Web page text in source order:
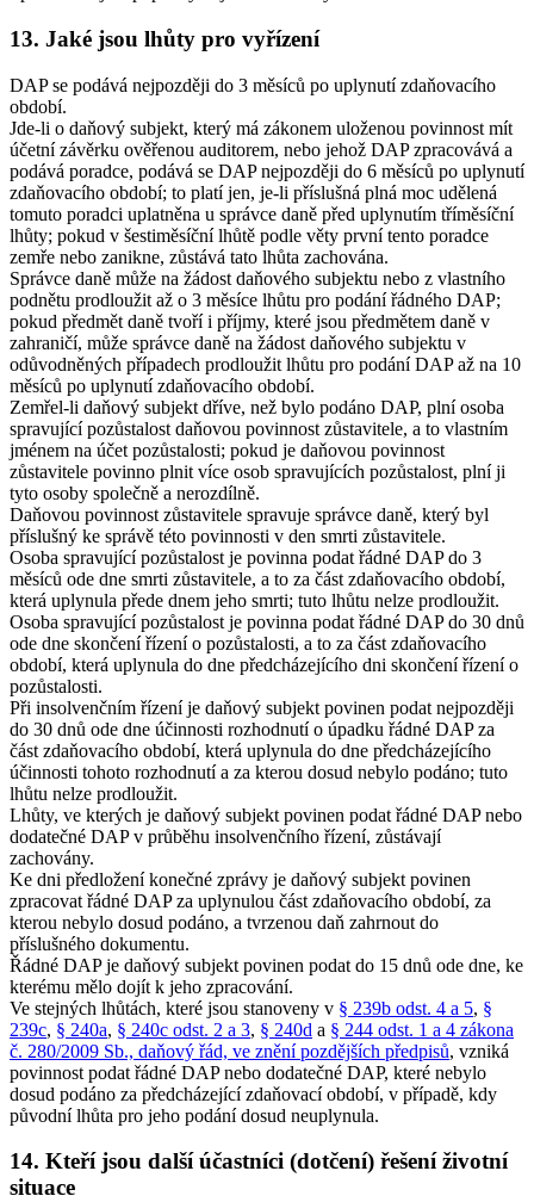
13. Jaké jsou lhůty pro vyřízení
DAP se podává nejpozději do 3 měsíců po uplynutí zdaňovacího
období.
Jde-li o daňový subjekt, který má zákonem uloženou povinnost mít
účetní závěrku ověřenou auditorem, nebo jehož DAP zpracovává a
podává poradce, podává se DAP nejpozději do 6 měsíců po uplynutí
zdaňovacího období; to platí jen, je-li příslušná plná moc udělená
tomuto poradci uplatněna u správce daně před uplynutím tříměsíční
lhůty; pokud v šestiměsíční lhůtě podle věty první tento poradce
zemře nebo zanikne, zůstává tato lhůta zachována.
Správce daně může na žádost daňového subjektu nebo z vlastního
podnětu prodloužit až o 3 měsíce lhůtu pro podání řádného DAP;
pokud předmět daně tvoří i příjmy, které jsou předmětem daně v
zahraničí, může správce daně na žádost daňového subjektu v
odůvodněných případech prodloužit lhůtu pro podání DAP až na 10
měsíců po uplynutí zdaňovacího období.
Zemřel-li daňový subjekt dříve, než bylo podáno DAP, plní osoba
spravující pozůstalost daňovou povinnost zůstavitele, a to vlastním
jménem na účet pozůstalosti; pokud je daňovou povinnost
zůstavitele povinno plnit více osob spravujících pozůstalost, plní ji
tyto osoby společně a nerozdílně.
Daňovou povinnost zůstavitele spravuje správce daně, který byl
příslušný ke správě této povinnosti v den smrti zůstavitele.
Osoba spravující pozůstalost je povinna podat řádné DAP do 3
měsíců ode dne smrti zůstavitele, a to za část zdaňovacího období,
která uplynula přede dnem jeho smrti; tuto lhůtu nelze prodloužit.
Osoba spravující pozůstalost je povinna podat řádné DAP do 30 dnů
ode dne skončení řízení o pozůstalosti, a to za část zdaňovacího
období, která uplynula do dne předcházejícího dni skončení řízení o
pozůstalosti.
Při insolvenčním řízení je daňový subjekt povinen podat nejpozději
do 30 dnů ode dne účinnosti rozhodnutí o úpadku řádné DAP za
část zdaňovacího období, která uplynula do dne předcházejícího
účinnosti tohoto rozhodnutí a za kterou dosud nebylo podáno; tuto
lhůtu nelze prodloužit.
Lhůty, ve kterých je daňový subjekt povinen podat řádné DAP nebo
dodatečné DAP v průběhu insolvenčního řízení, zůstávají
zachovány.
Ke dni předložení konečné zprávy je daňový subjekt povinen
zpracovat řádné DAP za uplynulou část zdaňovacího období, za
kterou nebylo dosud podáno, a tvrzenou daň zahrnout do
příslušného dokumentu.
Řádné DAP je daňový subjekt povinen podat do 15 dnů ode dne, ke
kterému mělo dojít k jeho zpracování.
Ve stejných lhůtách, které jsou stanoveny v § 239b odst. 4 a 5, §
239c, § 240a, § 240c odst. 2 a 3, § 240d a § 244 odst. 1 a 4 zákona
č. 280/2009 Sb., daňový řád, ve znění pozdějších předpisů, vzniká
povinnost podat řádné DAP nebo dodatečné DAP, které nebylo
dosud podáno za předcházející zdaňovací období, v případě, kdy
původní lhůta pro jeho podání dosud neuplynula.
14. Kteří jsou další účastníci (dotčení) řešení životní
situace